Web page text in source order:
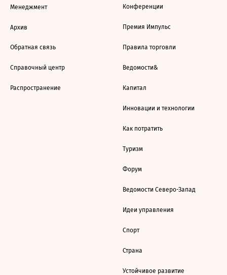
Менеджмент
Архив
Обратная связь
Справочный центр
Распространение
Конференции
Премия Импульс
Правила торговли
Ведомости&
Капитал
Инновации и технологии
Как потратить
Туризм
Форум
Ведомости Северо-Запад
Идеи управления
Спорт
Страна
Устойчивое развитие